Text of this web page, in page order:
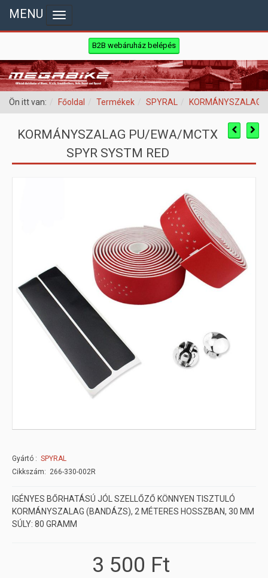
B2B webáruház belépés
MENU Toggle navigation
Ön itt van: Főoldal Termékek SPYRAL
KORMÁNYSZALAG PU/EWA/MCTX
SPYR SYSTM RED
Gyártó
SPYRAL
Cikkszám: 266-330-002R
IGÉNYES BŐRHATÁSÚ JÓL SZELLŐZŐ KÖNNYEN TISZTULÓ
KORMÁNYSZALAG (BANDÁZS), 2 MÉTERES HOSSZBAN, 30 MM
SÚLY: 80 GRAMM
3 500 Ft